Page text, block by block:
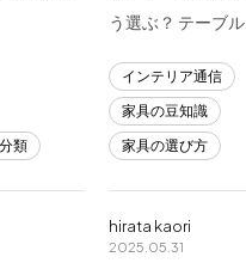
類
う選ぶ？ テーブル…
インテリア通信
家具の豆知識
家具の選び方
hirata kaori
2025.05.31